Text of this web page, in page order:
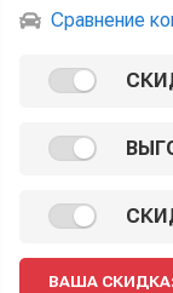
Сравнение
ВАША СКИДКА: